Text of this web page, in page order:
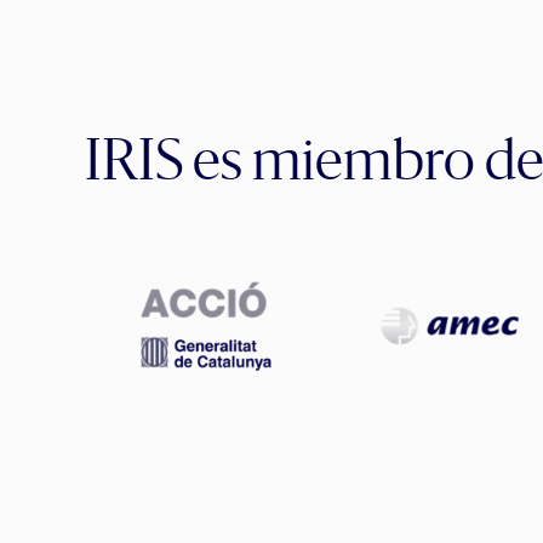
IRIS es miembro de